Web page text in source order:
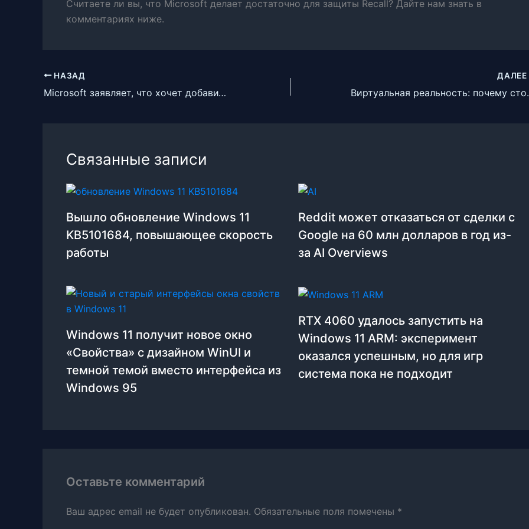
Считаете ли вы, что Microsoft делает достаточно для защиты Recall? Дайте нам знать в
комментариях ниже.
НАЗАД
Microsoft заявляет, что хочет добавить новые функции в Windows 10
ДАЛЕЕ
Виртуальная
Связанные записи
Вышло обновление Windows 11
KB5101684, повышающее скорость
работы
Reddit может отказаться от сделки с
Google на 60 млн долларов в год из-
за AI Overviews
Windows 11 получит новое окно
«Свойства» с дизайном WinUI и
темной темой вместо интерфейса из
Windows 95
RTX 4060 удалось запустить на
Windows 11 ARM: эксперимент
оказался успешным, но для игр
система пока не подходит
Оставьте комментарий
Ваш адрес email не будет опубликован. Обязательные поля помечены *